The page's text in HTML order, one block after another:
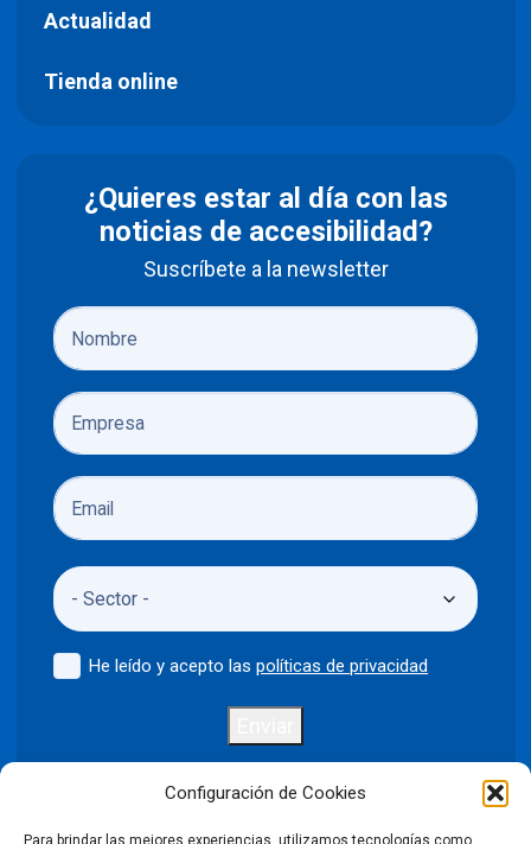
Configuración de Cookies
Para brindar las mejores experiencias, utilizamos tecnologías como
Actualidad
Tienda online
¿Quieres estar al día con las
noticias de accesibilidad?
Suscríbete a la newsletter
He leído y acepto laspolíticas de privacidad